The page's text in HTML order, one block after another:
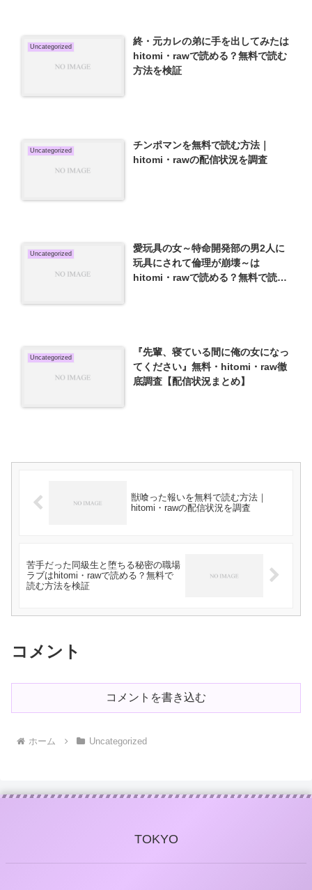
Uncategorized
終・元カレの弟に手を出してみたは
hitomi・rawで読める？無料で読む
方法を検証
Uncategorized
チンポマンを無料で読む方法｜
hitomi・rawの配信状況を調査
Uncategorized
愛玩具の女～特命開発部の男2人に
玩具にされて倫理が崩壊～は
hitomi・rawで読める？無料で読む
Uncategorized
『先輩、寝ている間に俺の女になっ
てください』無料・hitomi・raw徹
底調査【配信状況まとめ】
獣喰った報いを無料で読む方法｜
hitomi・rawの配信状況を調査
苦手だった同級生と堕ちる秘密の職場
ラブはhitomi・rawで読める？無料で
読む方法を検証
コメント
コメントを書き込む
ホーム Uncategorized
TOKYO